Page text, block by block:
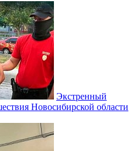
Экстренный
Новосибирской области